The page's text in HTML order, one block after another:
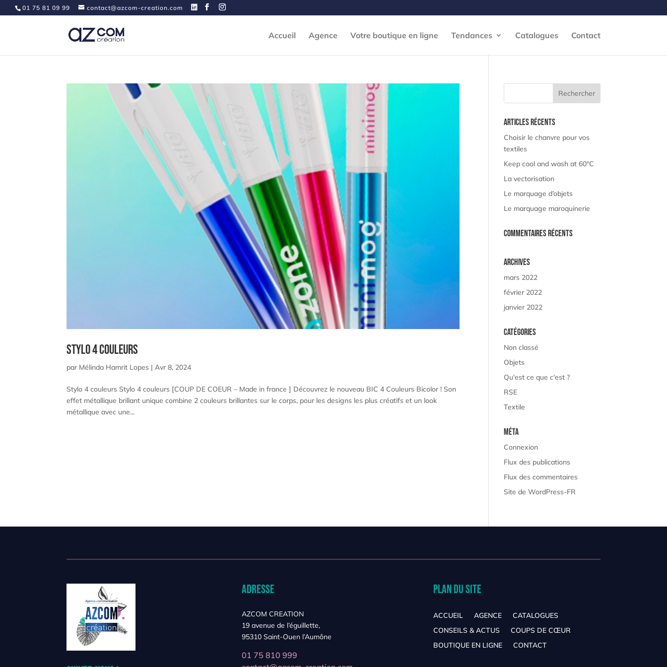
01 75 81 09 99 contact@azcom-creation.com
Accueil Agence Votre boutique en ligne Tendances Catalogues Contact
Stylo 4 couleurs
par Mélinda Hamrit Lopes |Avr 8, 2024
Stylo 4 couleurs Stylo 4 couleurs [COUP DE COEUR – Made in france ] Découvrez le nouveau BIC 4 Couleurs Bicolor ! Son
effet métallique brillant unique combine 2 couleurs brillantes sur le corps, pour les designs les plus créatifs et un look
métallique avec une...
Articles récents
Choisir le chanvre pour vos
textiles
Keep cool and wash at 60°C
La vectorisation
Le marquage d’objets
Le marquage maroquinerie
Commentaires récents
Archives
mars 2022
février 2022
janvier 2022
Catégories
Non classé
Objets
Qu'est ce que c'est ?
RSE
Textile
Méta
Connexion
Flux des publications
Flux des commentaires
Site de WordPress-FR
Adresse
AZCOM CREATION
19 avenue de l’éguillette,
95310 Saint-Ouen l’Aumône
01 75 810 999
Plan du site
ACCUEIL AGENCE
CATALOGUES
CONSEILS & ACTUS
COUPS DE CŒUR
BOUTIQUE EN LIGNE
CONTACT